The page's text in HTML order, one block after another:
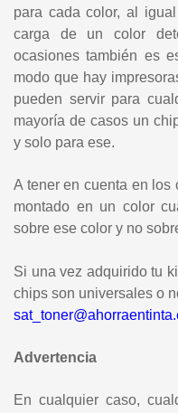
para cada color, al
carga de un color
ocasiones también es
modo que hay
pueden servir para
mayoría de casos un
y solo para ese.
A tener en cuenta en
montado en un color
sobre ese color y no
Si una vez adquirido tu
chips son universales o
Advertencia
En cualquier caso,